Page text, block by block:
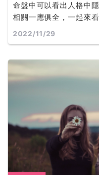
命盤中可以看出人格中
相關一應俱全，一起來
同探索不為人知的你吧!
2022/11/29